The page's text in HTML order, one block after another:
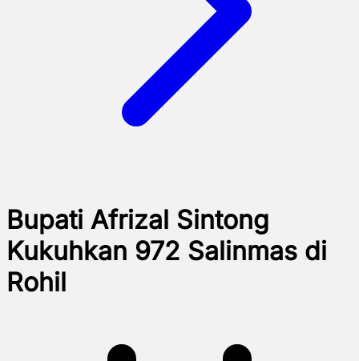
Bupati Afrizal Sintong
Kukuhkan 972 Salinmas di
Rohil